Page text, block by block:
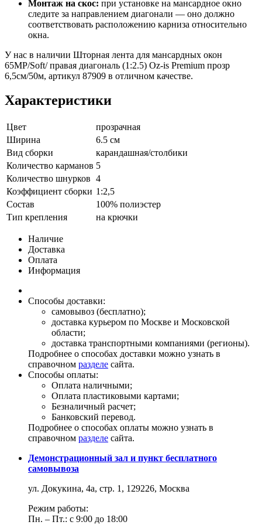
Монтаж на скос: при установке на мансардное окно
следите за направлением диагонали — оно должно
соответствовать расположению карниза относительно
окна.
У нас в наличии Шторная лента для мансардных окон
65MP/Soft/ правая диагональ (1:2.5) Oz-is Premium прозр
6,5см/50м, артикул 87909 в отличном качестве.
Характеристики
Цвет
прозрачная
Ширина
6.5 см
Вид сборки
карандашная/столбики
Количество карманов 5
Количество шнурков 4
Коэффициент сборки 1:2,5
Состав
100% полиэстер
Тип крепления
на крючки
Наличие
Доставка
Оплата
Информация
Способы доставки:
самовывоз (бесплатно);
доставка курьером по Москве и Московской
области;
доставка транспортными компаниями (регионы).
Подробнее о способах доставки можно узнать в
справочном разделе сайта.
Способы оплаты:
Оплата наличными;
Оплата пластиковыми картами;
Безналичный расчет;
Банковский перевод.
Подробнее о способах оплаты можно узнать в
справочном разделе сайта.
Демонстрационный зал и пункт бесплатного
самовывоза
ул. Докукина, 4а, стр. 1, 129226, Москва
Режим работы:
Пн. – Пт.: с 9:00 до 18:00